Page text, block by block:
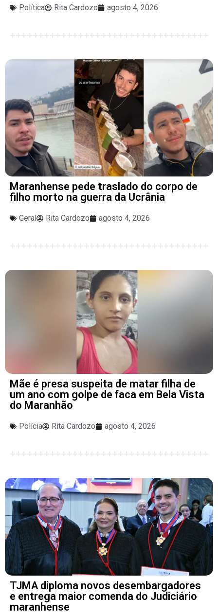
Política Rita Cardozo agosto 4, 2026
Maranhense pede traslado do corpo de
filho morto na guerra da Ucrânia
Geral Rita Cardozo agosto 4, 2026
Mãe é presa suspeita de matar filha de
um ano com golpe de faca em Bela Vista
do Maranhão
Polícia Rita Cardozo agosto 4, 2026
TJMA diploma novos desembargadores
e entrega maior comenda do Judiciário
maranhense